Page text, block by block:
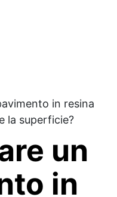
in resina
la superficie?
un
in